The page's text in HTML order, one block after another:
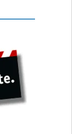
O-Töne,